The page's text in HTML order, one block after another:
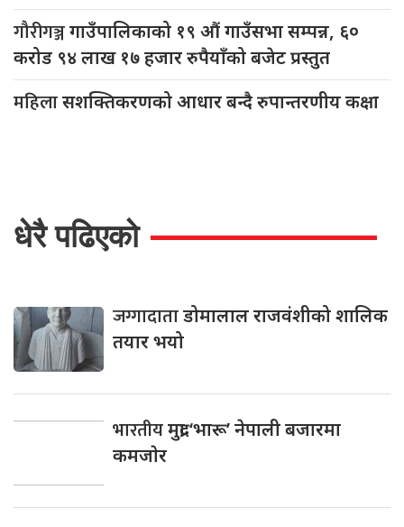
गौरीगञ्जगाउँपालिकाको १९ औं गाउँसभा सम्पन्न, ६०
करोड ९४ लाख १७ हजार रुपैयाँको बजेट प्रस्तुत
महिलासशक्तिकरणको आधार बन्दै रुपान्तरणीय कक्षा
धेरै पढिएको
जग्गादाताडोमालाल राजवंशीको शालिक
तयार भयो
भारतीयमुद्रा ‘भारू’ नेपाली बजारमा
कमजाेर